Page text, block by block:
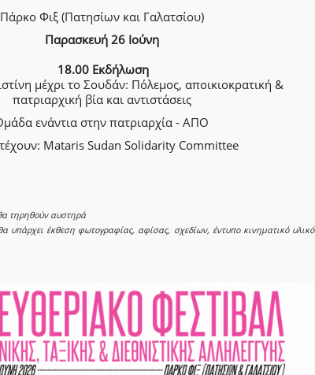
Πάρκο Φιξ (Πατησίων και Γαλατσίου)
Παρασκευή 26 Ιούνη
18.00 Εκδήλωση
μέχρι το Σουδάν: Πόλεμος, αποικιοκρατική &
πατριαρχική βία και αντιστάσεις
ενάντια στην πατριαρχία - ΑΠΟ
Mataris Sudan Solidarity Committee
τηρηθούν αυστηρά
υπάρχει έκθεση φωτογραφίας, αφίσας, σχεδίων, έντυπο κινηματικό υλικό